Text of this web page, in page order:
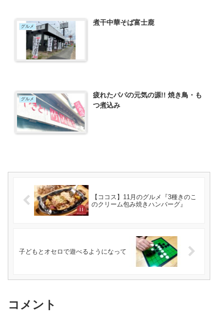
グルメ 煮干中華そば富士鹿
グルメ
疲れたパパの元気の源!! 焼き鳥・も
つ煮込み
【ココス】11月のグルメ『3種きのこ
のクリーム包み焼きハンバーグ』
子どもとオセロで遊べるようになって
コメント